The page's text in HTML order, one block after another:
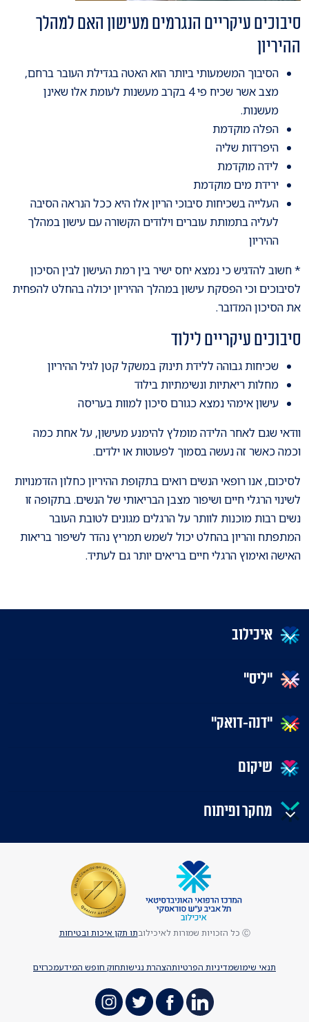
סיבוכים עיקריים הנגרמים מעישון האם למהלך
ההיריון
הסיבוך המשמעותי ביותר הוא האטה בגדילת העובר ברחם,
מצב אשר שכיח פי 4 בקרב מעשנות לעומת אלו שאינן
מעשנות.
הפלה מוקדמת
היפרדות שליה
לידה מוקדמת
ירידת מים מוקדמת
העלייה בשכיחות סיבוכי הריון אלו היא ככל הנראה הסיבה
לעליה בתמותת עוברים וילודים הקשורה עם עישון במהלך
ההיריון
* חשוב להדגיש כי נמצא יחס ישיר בין רמת העישון לבין הסיכון
לסיבוכים וכי הפסקת עישון במהלך ההיריון יכולה בהחלט להפחית
את הסיכון המדובר.
סיבוכים עיקריים לילוד
שכיחות גבוהה ללידת תינוק במשקל קטן לגיל ההיריון
מחלות ריאתיות ונשימתיות בילוד
עישון אימהי נמצא כגורם סיכון למוות בעריסה
וודאי שגם לאחר הלידה מומלץ להימנע מעישון, על אחת כמה
וכמה כאשר זה נעשה בסמוך לפעוטות או ילדים.
לסיכום, אנו רופאי הנשים רואים בתקופת ההיריון כחלון הזדמנויות
לשינוי הרגלי חיים ושיפור מצבן הבריאותי של הנשים. בתקופה זו
נשים רבות מוכנות לוותר על הרגלים מגונים לטובת העובר
המתפתח והריון בהחלט יכול לשמש תמריץ נהדר לשיפור בריאות
האישה ואימוץ הרגלי חיים בריאים יותר גם לעתיד.
איכילוב
"ליס"
"דנה-דואק"
שיקום
מחקר ופיתוח
תנאי שימושמדיניות הפרטיותהצהרת נגישותחוק חופש המידעמכרזים
Ⓒ כל הזכויות שמורות לאיכילוב תו תקן איכות ובטיחות